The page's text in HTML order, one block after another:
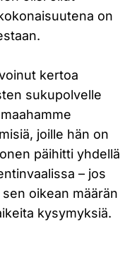
on
kertoa
sukupolvelle
joille hän on
päihitti yhdellä
– jos
oikean määrän
kysymyksiä.